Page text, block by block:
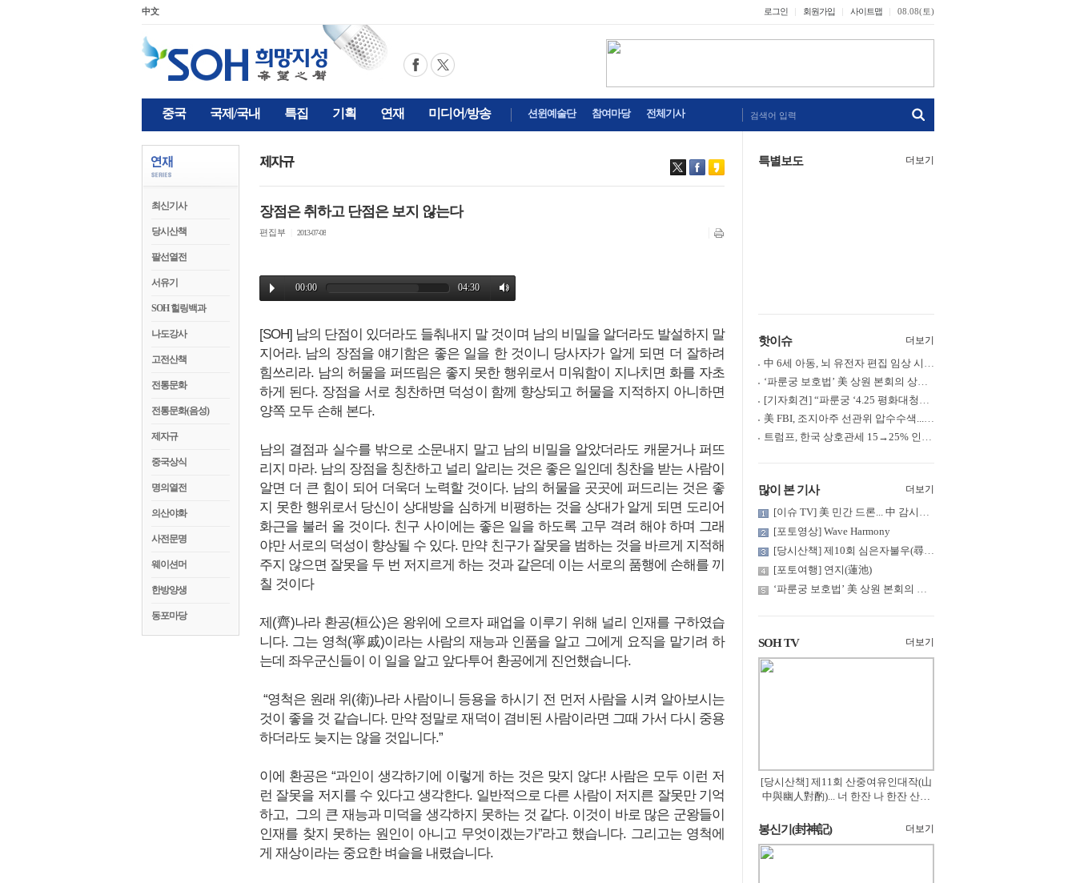
中文 로그인 회원가입 사이트맵 08.08(토)
중국 국제/국내 특집 기획 연재 미디어/방송 션윈예술단 참여마당 전체기사 검색어 입력
최신기사
당시산책
팔선열전
서유기
SOH 힐링백과
나도강사
고전산책
전통문화
전통문화(음성)
제자규
중국상식
명의열전
의산야화
사전문명
웨이션머
한방양생
동포마당
장점은 취하고 단점은 보지 않는다
편집부 2013-07-08
[SOH] 남의 단점이 있더라도 들춰내지 말 것이며 남의 비밀을 알더라도 발설하지 말
지어라. 남의 장점을 얘기함은 좋은 일을 한 것이니 당사자가 알게 되면 더 잘하려
힘쓰리라. 남의 허물을 퍼뜨림은 좋지 못한 행위로서 미워함이 지나치면 화를 자초
하게 된다. 장점을 서로 칭찬하면 덕성이 함께 향상되고 허물을 지적하지 아니하면
양쪽 모두 손해 본다.
남의 결점과 실수를 밖으로 소문내지 말고 남의 비밀을 알았더라도 캐묻거나 퍼뜨
리지 마라. 남의 장점을 칭찬하고 널리 알리는 것은 좋은 일인데 칭찬을 받는 사람이
알면 더 큰 힘이 되어 더욱더 노력할 것이다. 남의 허물을 곳곳에 퍼드리는 것은 좋
지 못한 행위로서 당신이 상대방을 심하게 비평하는 것을 상대가 알게 되면 도리어
화근을 불러 올 것이다. 친구 사이에는 좋은 일을 하도록 고무 격려 해야 하며 그래
야만 서로의 덕성이 향상될 수 있다. 만약 친구가 잘못을 범하는 것을 바르게 지적해
주지 않으면 잘못을 두 번 저지르게 하는 것과 같은데 이는 서로의 품행에 손해를 끼
칠 것이다
제(齊)나라 환공(桓公)은 왕위에 오르자 패업을 이루기 위해 널리 인재를 구하였습
니다. 그는 영척(寧戚)이라는 사람의 재능과 인품을 알고 그에게 요직을 맡기려 하
는데 좌우군신들이 이 일을 알고 앞다투어 환공에게 진언했습니다.
“영척은 원래 위(衛)나라 사람이니 등용을 하시기 전 먼저 사람을 시켜 알아보시는
것이 좋을 것 같습니다. 만약 정말로 재덕이 겸비된 사람이라면 그때 가서 다시 중용
하더라도 늦지는 않을 것입니다.”
이에 환공은 “과인이 생각하기에 이렇게 하는 것은 맞지 않다! 사람은 모두 이런 저
런 잘못을 저지를 수 있다고 생각한다. 일반적으로 다른 사람이 저지른 잘못만 기억
하고, 그의 큰 재능과 미덕을 생각하지 못하는 것 같다. 이것이 바로 많은 군왕들이
인재를 찾지 못하는 원인이 아니고 무엇이겠는가”라고 했습니다. 그리고는 영척에
게 재상이라는 중요한 벼슬을 내렸습니다.
특별보도 더보기
핫이슈 더보기
中 6세 아동, 뇌 유전자 편집 임상 시험 중 사망... 의료진 1년간 ....
‘파룬궁 보호법’ 美 상원 본회의 상정... 최종 입법 ‘초읽기’
[기자회견] “파룬궁 ‘4.25 평화대청원’ 기념 & 중공의 션윈 공연 .....
美 FBI, 조지아주 선관위 압수수색... 트럼프 “부정선거 증거 확보....
트럼프, 한국 상호관세 15→25% 인상... “韓 국회 무력합의 미비준”....
많이 본 기사 더보기
[이슈 TV] 美 민간 드론... 中 감시망 뚫고 군함 근접 촬영
[포토영상] Wave Harmony
[당시산책] 제10회 심은자불우(尋隱者不遇)... 깊은 산 구름 속 어....
[포토여행] 연지(蓮池)
‘파룬궁 보호법’ 美 상원 본회의 상정... 최종 입법 ‘초읽기’
SOH TV 더보기
[당시산책] 제11회 산중여유인대작(山
中與幽人對酌)... 너 한잔 나 한잔 산의
봉신기(封神記) 더보기